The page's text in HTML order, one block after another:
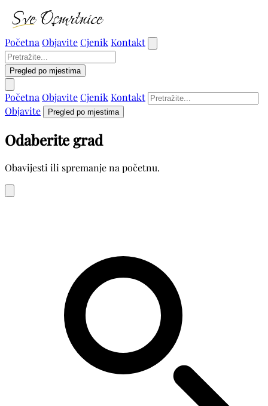
Početna ObjaviteCjenik Kontakt
Pregled po mjestima
Početna ObjaviteCjenik Kontakt
Objavite
Pregled po mjestima
Odaberite grad
Obavijesti ili spremanje na početnu.